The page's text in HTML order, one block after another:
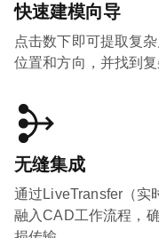
快速建模向导
点击数下即可提取复
位置和方向，并找到
无缝集成
通过LiveTransfer（实
融入CAD工作流程，